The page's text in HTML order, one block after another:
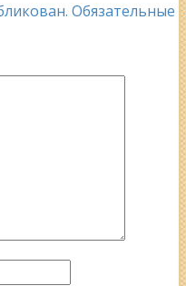
Обязательные